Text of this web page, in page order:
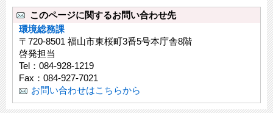
このページに関するお問い合わせ先
環境総務課
〒720-8501 福山市東桜町3番5号本庁舎8階
啓発担当
Tel：084‐928‐1219
Fax：084-927-7021
お問い合わせはこちらから